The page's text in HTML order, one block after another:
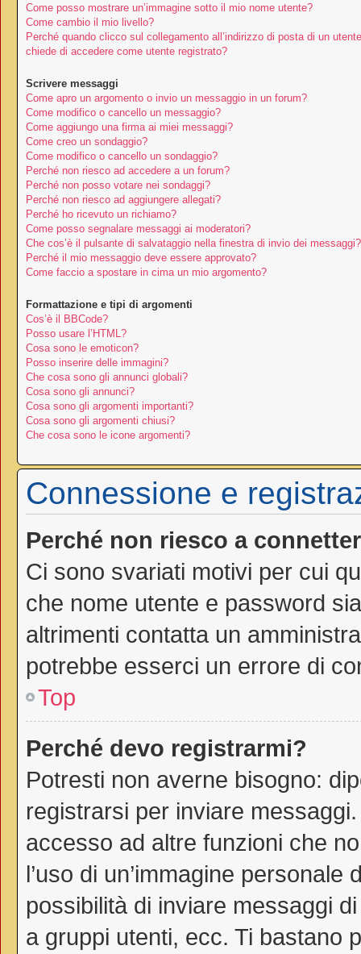
Come posso mostrare un’immagine sotto il mio nome utente?
Come cambio il mio livello?
Perché quando clicco sul collegamento all’indirizzo di posta di un
chiede di accedere come utente registrato?
Scrivere messaggi
Come apro un argomento o invio un messaggio in un forum?
Come modifico o cancello un messaggio?
Come aggiungo una firma ai miei messaggi?
Come creo un sondaggio?
Come modifico o cancello un sondaggio?
Perché non riesco ad accedere a un forum?
Perché non posso votare nei sondaggi?
Perché non riesco ad aggiungere allegati?
Perché ho ricevuto un richiamo?
Come posso segnalare messaggi ai moderatori?
Che cos’è il pulsante di salvataggio nella finestra di invio dei messaggi?
Perché il mio messaggio deve essere approvato?
Come faccio a spostare in cima un mio argomento?
Formattazione e tipi di argomenti
Cos’è il BBCode?
Posso usare l’HTML?
Cosa sono le emoticon?
Posso inserire delle immagini?
Che cosa sono gli annunci globali?
Cosa sono gli annunci?
Cosa sono gli argomenti importanti?
Cosa sono gli argomenti chiusi?
Che cosa sono le icone argomenti?
Connessione e
Perché non riesco a
Ci sono svariati motivi per cui
che nome utente e password
altrimenti contatta un
potrebbe esserci un errore di
Top
Perché devo registrarmi?
Potresti non averne bisogno:
registrarsi per inviare
accesso ad altre funzioni che
l’uso di un’immagine
possibilità di inviare messaggi
a gruppi utenti, ecc. Ti bastano